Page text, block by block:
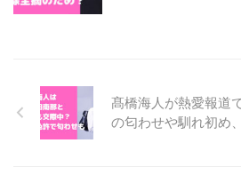
髙橋海人が熱愛報道
の匂わせや馴れ初め